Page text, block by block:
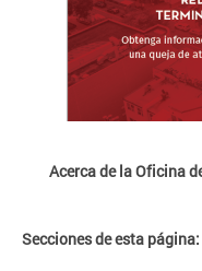
Acerca de la Oficina
Secciones de esta página: